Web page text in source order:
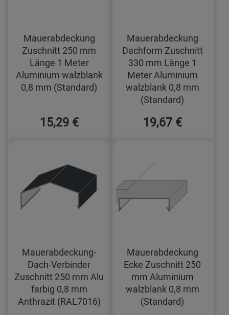
Mauerabdeckung
Zuschnitt 250 mm
Länge 1 Meter
Aluminium walzblank
0,8 mm (Standard)
15,29 €
Mauerabdeckung
Dachform Zuschnitt
330 mm Länge 1
Meter Aluminium
walzblank 0,8 mm
(Standard)
19,67 €
Mauerabdeckung-
Dach-Verbinder
Zuschnitt 250 mm Alu
farbig 0,8 mm
Anthrazit (RAL7016)
Mauerabdeckung
Ecke Zuschnitt 250
mm Aluminium
walzblank 0,8 mm
(Standard)